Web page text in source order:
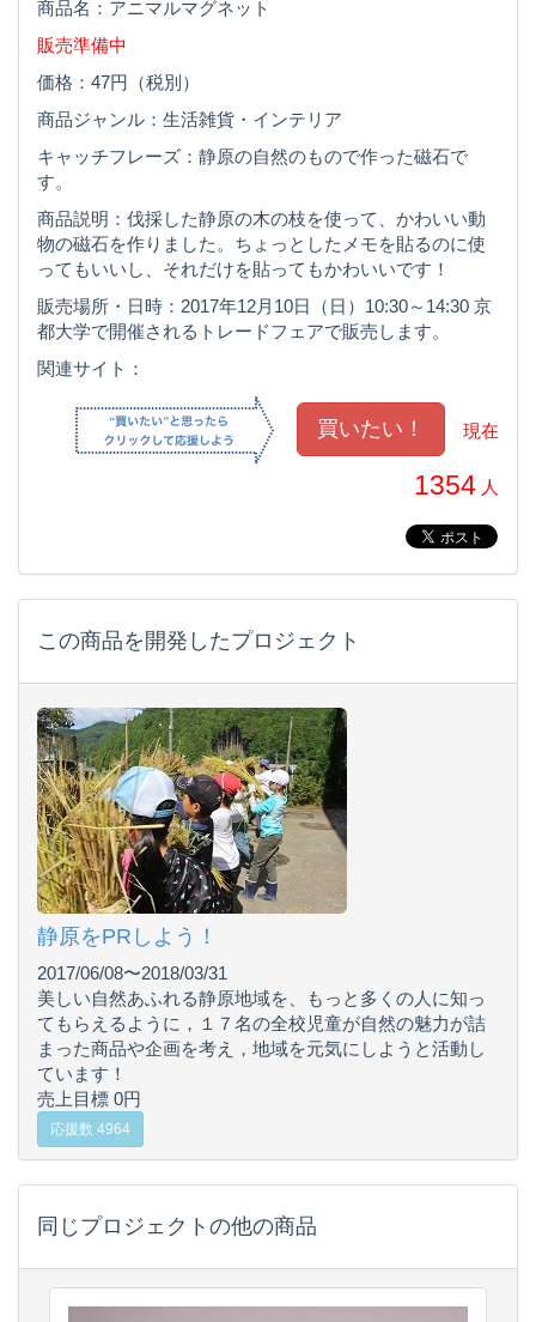
商品名：アニマルマグネット
販売準備中
価格：47円（税別）
商品ジャンル：生活雑貨・インテリア
キャッチフレーズ：静原の自然のもので作った磁石で
す。
商品説明：伐採した静原の木の枝を使って、かわいい動
物の磁石を作りました。ちょっとしたメモを貼るのに使
ってもいいし、それだけを貼ってもかわいいです！
販売場所・日時：2017年12月10日（日）10:30～14:30 京
都大学で開催されるトレードフェアで販売します。
関連サイト：
現在
1354 人
この商品を開発したプロジェクト
静原をPRしよう！
2017/06/08〜2018/03/31
美しい自然あふれる静原地域を、もっと多くの人に知っ
てもらえるように，１７名の全校児童が自然の魅力が詰
まった商品や企画を考え，地域を元気にしようと活動し
ています！
売上目標 0円
応援数 4964
同じプロジェクトの他の商品